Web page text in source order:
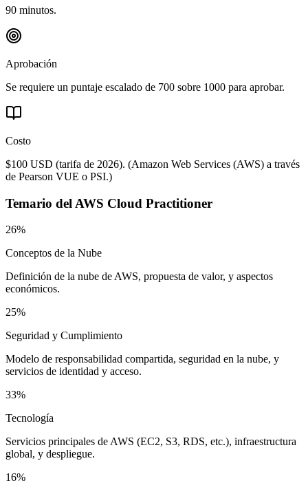
90 minutos.
Aprobación
Se requiere un puntaje escalado de 700 sobre 1000 para aprobar.
Costo
$100 USD (tarifa de 2026). (Amazon Web Services (AWS) a través
de Pearson VUE o PSI.)
Temario del AWS Cloud Practitioner
26%
Conceptos de la Nube
Definición de la nube de AWS, propuesta de valor, y aspectos
económicos.
25%
Seguridad y Cumplimiento
Modelo de responsabilidad compartida, seguridad en la nube, y
servicios de identidad y acceso.
33%
Tecnología
Servicios principales de AWS (EC2, S3, RDS, etc.), infraestructura
global, y despliegue.
16%